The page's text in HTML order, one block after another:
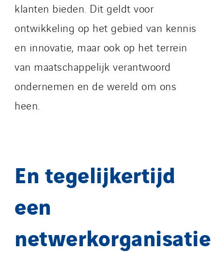
klanten bieden. Dit geldt voor
ontwikkeling op het gebied van kennis
en innovatie, maar ook op het terrein
van maatschappelijk verantwoord
ondernemen en de wereld om ons
heen.
En tegelijkertijd
een
netwerkorganisatie